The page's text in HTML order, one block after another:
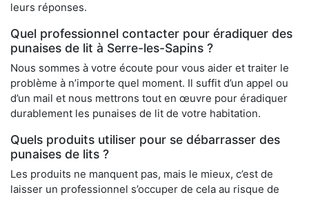
leurs réponses.
Quel professionnel contacter pour éradiquer des
punaises de lit à Serre-les-Sapins ?
Nous sommes à votre écoute pour vous aider et traiter le
problème à n’importe quel moment. Il suffit d’un appel ou
d’un mail et nous mettrons tout en œuvre pour éradiquer
durablement les punaises de lit de votre habitation.
Quels produits utiliser pour se débarrasser des
punaises de lits ?
Les produits ne manquent pas, mais le mieux, c’est de
laisser un professionnel s’occuper de cela au risque de